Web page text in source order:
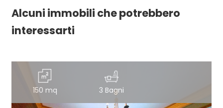
Alcuni immobili che potrebbero
interessarti
150 mq 3 Bagni